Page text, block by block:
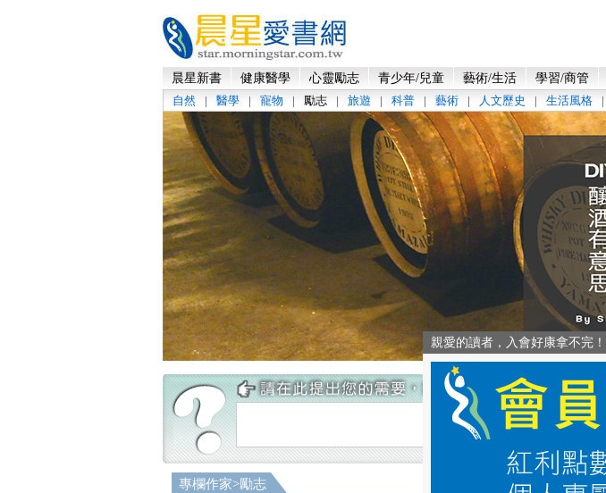
晨星新書 健康醫學 心靈勵志 青少年/兒童 藝術/生活 學習/商管
自然
| 醫學 | 寵物 | 勵志 | 旅遊 | 科普 | 藝術 | 人文歷史 | 生活風格 |
專欄作家>勵志
親愛的讀者，入會好康拿不完！